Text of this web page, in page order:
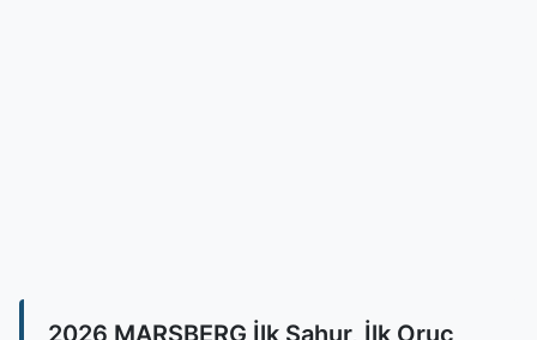
2026 MARSBERG İlk Sahur, İlk Oruç